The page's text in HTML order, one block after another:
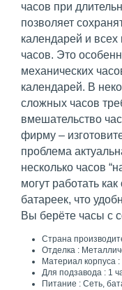
часов при
позволяет
календарей и
часов. Это
механических
календарей. В
сложных часов
вмешательство
фирму –
проблема
несколько часов
могут работать
батареек, что
Вы берёте часы с
Страна
Отделка :
Материал корпуса
Для подзавода : 1
Питание : Сеть,